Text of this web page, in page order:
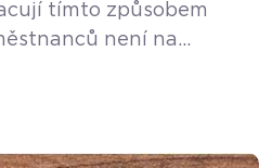
tímto způsobem
není na
Ne všechny